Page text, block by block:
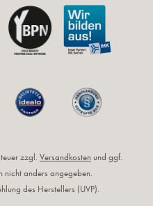
zzgl. Versandkosten und ggf.
nicht anders angegeben.
des Herstellers (UVP).